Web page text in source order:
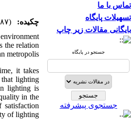
تماس با ما
تسهیلات پایگاه
بایگانی مقالات زیر چاپ
جستجو در پایگاه
جستجوی پیشرفته
چکیده:
(۱۱۸۷ مشاهده)
the relation
metropolis.
it takes
that lighting
lighting is
in the
of lighting.